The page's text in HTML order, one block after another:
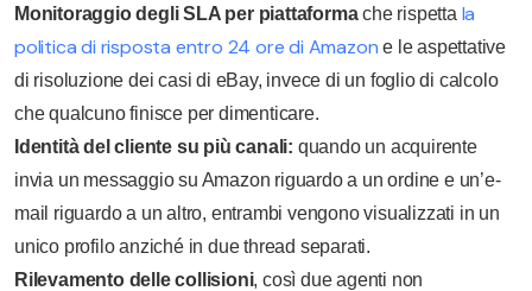
Monitoraggio degli SLA per piattaformache rispetta la
politica di risposta entro 24 ore di Amazon e le aspettative
di risoluzione dei casi di eBay, invece di un foglio di calcolo
che qualcuno finisce per dimenticare.
Identità del cliente su più canali: quando un acquirente
invia un messaggio su Amazon riguardo a un ordine e un’e-
mail riguardo a un altro, entrambi vengono visualizzati in un
unico profilo anziché in due thread separati.
Rilevamento delle collisioni, così due agenti non